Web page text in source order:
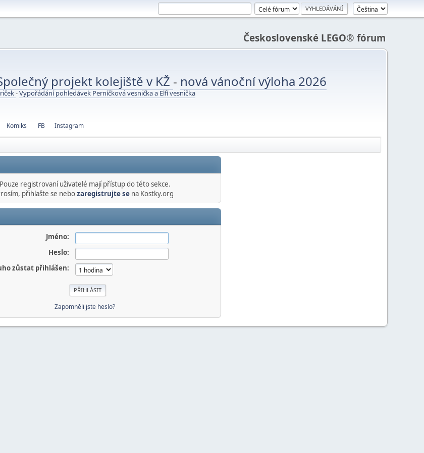
Československé LEGO® fórum
projekt kolejiště v KŽ - nová vánoční výloha 2026
-Vypořádání pohledávek Perníčková vesnička a Elfí vesnička
Komiks FB Instagram
Pouze registrovaní uživatelé mají přístup do této sekce.
přihlašte se nebozaregistrujte sena Kostky.org
Jméno:
Heslo:
zůstat přihlášen:
Zapomněli jste heslo?